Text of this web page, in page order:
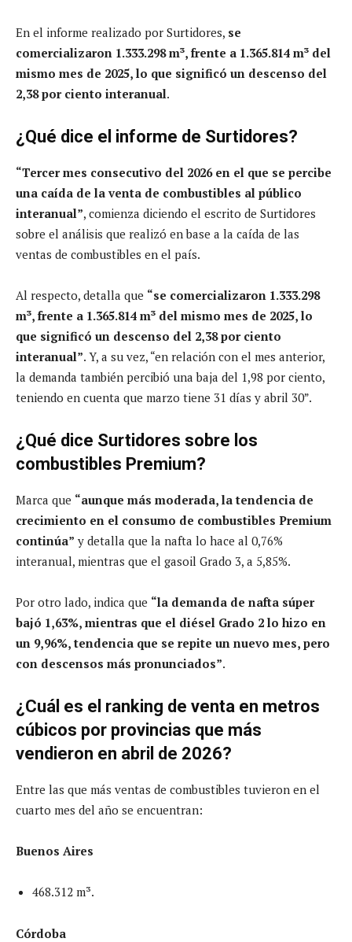
En el informe realizado por Surtidores, se
comercializaron 1.333.298 m³, frente a 1.365.814 m³ del
mismo mes de 2025, lo que significó un descenso del
2,38 por ciento interanual.
¿Qué dice el informe de Surtidores?
“Tercer mes consecutivo del 2026 en el que se percibe
una caída de la venta de combustibles al público
interanual”, comienza diciendo el escrito de Surtidores
sobre el análisis que realizó en base a la caída de las
ventas de combustibles en el país.
Al respecto, detalla que “se comercializaron 1.333.298
m³, frente a 1.365.814 m³ del mismo mes de 2025, lo
que significó un descenso del 2,38 por ciento
interanual”. Y, a su vez, “en relación con el mes anterior,
la demanda también percibió una baja del 1,98 por ciento,
teniendo en cuenta que marzo tiene 31 días y abril 30”.
¿Qué dice Surtidores sobre los
combustibles Premium?
Marca que “aunque más moderada, la tendencia de
crecimiento en el consumo de combustibles Premium
continúa” y detalla que la nafta lo hace al 0,76%
interanual, mientras que el gasoil Grado 3, a 5,85%.
Por otro lado, indica que “la demanda de nafta súper
bajó 1,63%, mientras que el diésel Grado 2 lo hizo en
un 9,96%, tendencia que se repite un nuevo mes, pero
con descensos más pronunciados”.
¿Cuál es el ranking de venta en metros
cúbicos por provincias que más
vendieron en abril de 2026?
Entre las que más ventas de combustibles tuvieron en el
cuarto mes del año se encuentran:
Buenos Aires
468.312 m³.
Córdoba